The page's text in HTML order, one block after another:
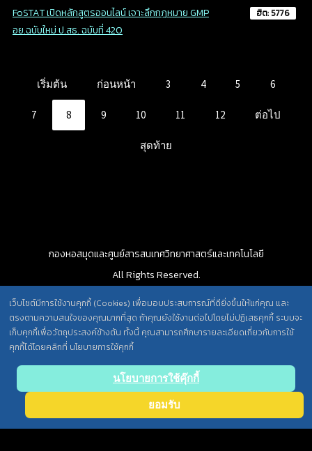
FoSTAT เปิดหลักสูตรออนไลน์ เจาะลึกกฎหมาย GMP
อย.ฉบับใหม่ ป.สธ. ฉบับที่ 420
ฮิต: 5776
เริ่มต้น ก่อนหน้า 3 4 5 6
7 8 9 10 11 12 ต่อไป
สุดท้าย
เว็บไซต์มีการใช้งานคุกกี้ (Cookies) เพื่อมอบประสบการณ์ที่ดียิ่งขึ้นให้แก่คุณ และ
ตรงตามความสนใจของคุณมากที่สุด ถ้าคุณยังใช้งานต่อไปโดยไม่ปฏิเสธคุกกี้ ระบบจะ
เก็บคุกกี้เพื่อวัตถุประสงค์ข้างต้น ทั้งนี้ คุณสามารถศึกษารายละเอียดเกี่ยวกับการใช้
คุกกี้ได้โดยคลิกที่ นโยบายการใช้คุกกี้
นโยบายการใช้คุ๊กกี้
ยอมรับ
กองหอสมุดและศูนย์สารสนเทศวิทยาศาสตร์และเทคโนโลยี
All Rights Reserved.
นโยบายการคุ้มครองข้อมูลส่วนบุคคล วศ. /
ประกาศความเป็นส่วนตัว (Privacy Notice) สำหรับการบริการสารสนเทศ
to top